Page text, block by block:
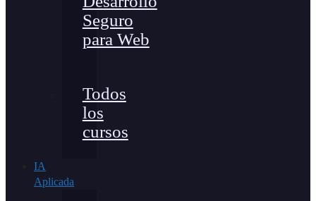
Seguro
para Web
Todos
los
cursos
IA
Aplicada